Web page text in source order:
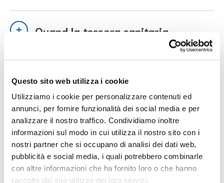
Questo sito web utilizza i cookie
Utilizziamo i cookie per personalizzare contenuti ed
annunci, per fornire funzionalità dei social media e per
analizzare il nostro traffico. Condividiamo inoltre
informazioni sul modo in cui utilizza il nostro sito con i
nostri partner che si occupano di analisi dei dati web,
pubblicità e social media, i quali potrebbero combinarle
con altre informazioni che ha fornito loro o che hanno
raccolto dal suo utilizzo dei loro servizi.
Quand la tessera sanitaria
expire-t-elle et comment la
Que faire si les informations sur
la tessera ne sont pas correctes ?
Si je perds la tessera sanitaria